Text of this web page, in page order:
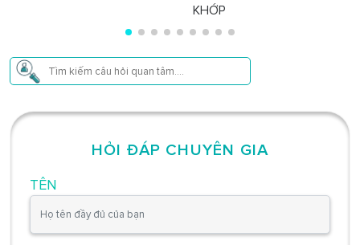
KHỚP
HỎI ĐÁP CHUYÊN GIA
TÊN